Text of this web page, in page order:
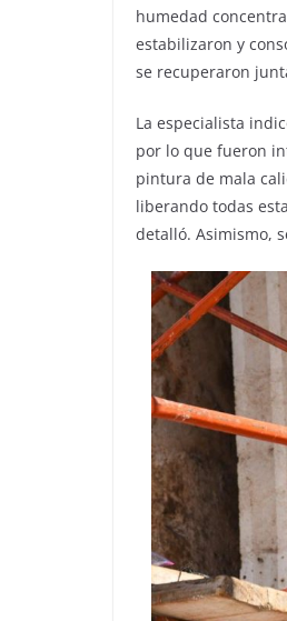
humedad
estabilizaron y
se recuperaron
La especialista
por lo que fueron
pintura de mala
liberando todas
detalló. Asimismo,